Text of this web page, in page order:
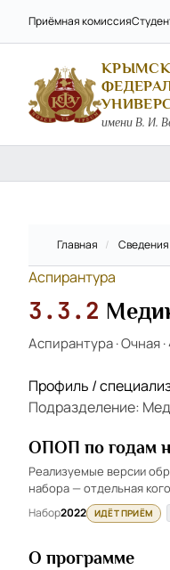
Приёмная комиссия
имени В. И.
Главная / Сведения
Аспирантура
3.3.2
Аспирантура·Очная·
Профиль /
Подразделение:
ОПОП по годам
Реализуемые версии
набора — отдельная
Набор2022 ИДЁТ ПРИЁМ
О программе